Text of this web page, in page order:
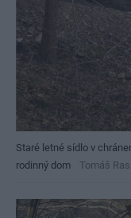
Staré letné sídlo v
rodinný dom
Tomáš Rasl